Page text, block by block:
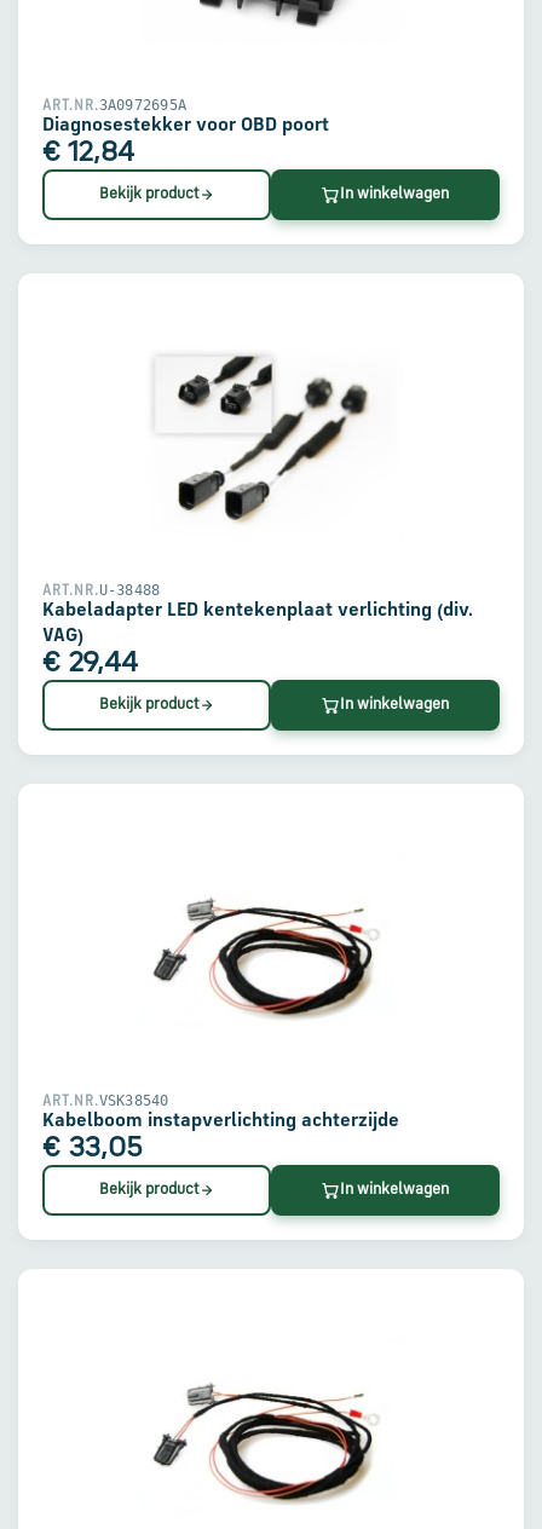
ART.NR.3A0972695A
Diagnosestekker voor OBD poort
€ 12,84
Bekijk product In winkelwagen
ART.NR.U-38488
Kabeladapter LED kentekenplaat verlichting (div.
VAG)
€ 29,44
Bekijk product In winkelwagen
ART.NR.VSK38540
Kabelboom instapverlichting achterzijde
€ 33,05
Bekijk product In winkelwagen